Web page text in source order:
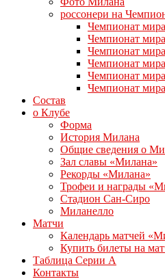
россонери на
Чемпионат
Чемпионат
Чемпионат
Чемпионат
Чемпионат
Чемпионат
Состав
о Клубе
Форма
История Милана
Общие сведения о
Зал славы «Милана»
Рекорды «Милана»
Трофеи и награды
Стадион Сан-Сиро
Миланелло
Матчи
Календарь матчей
Купить билеты на
Таблица Серии А
Контакты